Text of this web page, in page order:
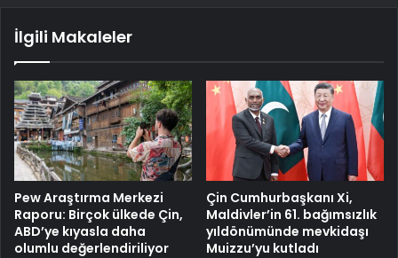
İlgili Makaleler
Pew Araştırma Merkezi
Raporu: Birçok ülkede Çin,
ABD’ye kıyasla daha
olumlu değerlendiriliyor
Çin Cumhurbaşkanı Xi,
Maldivler’in 61. bağımsızlık
yıldönümünde mevkidaşı
Muizzu’yu kutladı